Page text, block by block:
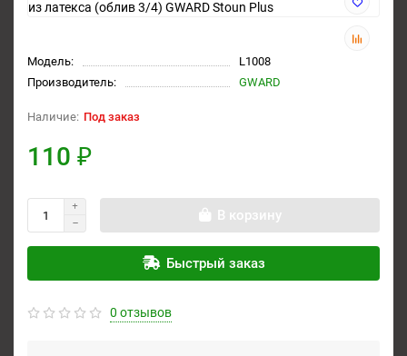
Модель:
L1008
Производитель:
GWARD
Под заказ
110 ₽
В корзину
Быстрый заказ
0 отзывов